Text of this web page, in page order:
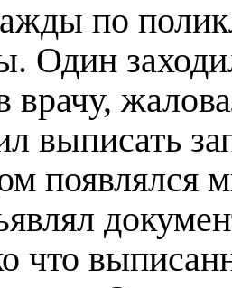
по
Один
врачу,
выписать
появлялся
что